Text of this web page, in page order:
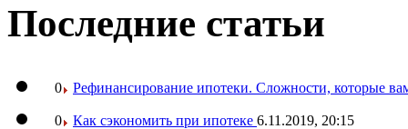
Последние статьи
0 Рефинансирование ипотеки. Сложности, которые
0 Как сэкономить при ипотеке 6.11.2019, 20:15